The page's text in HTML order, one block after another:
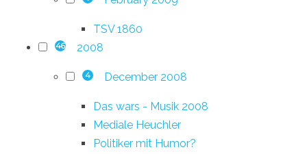
TSV 1860
46 2008
4 December 2008
Das wars - Musik 2008
Mediale Heuchler
Politiker mit Humor?